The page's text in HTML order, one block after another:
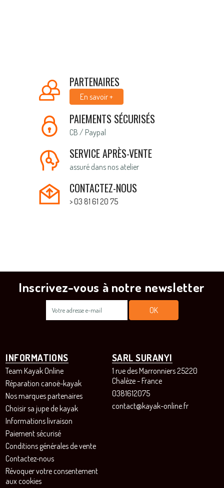
PARTENAIRES
En savoir +
PAIEMENTS SÉCURISÉS
CB / Paypal
SERVICE APRÈS-VENTE
assuré dans nos atelier
CONTACTEZ-NOUS
> 03 81 61 20 75
Inscrivez-vous à notre newsletter
INFORMATIONS
Team Kayak Online
Réparation canoë-kayak
Nos marques partenaires
Choisir sa jupe de kayak
Informations livraison
Paiement sécurisé
Conditions générales de vente
Contactez-nous
Révoquer votre consentement
aux cookies
SARL SURANYI
1 rue des Marronniers 25220
Chalèze - France
0381612075
contact@kayak-online.fr